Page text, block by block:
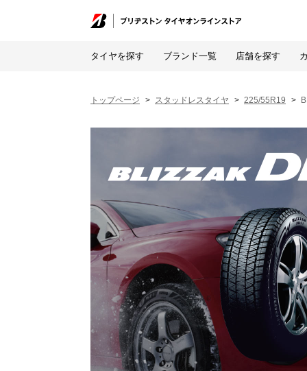
タイヤを探す ブランド一覧 店舗を探す
トップページ スタッドレスタイヤ 225/55R19